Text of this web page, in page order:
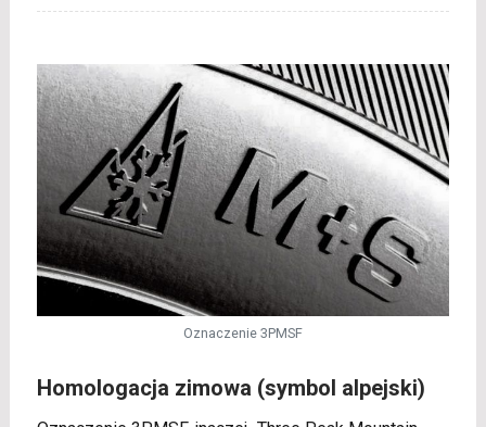
Oznaczenie 3PMSF
Homologacja zimowa (symbol alpejski)